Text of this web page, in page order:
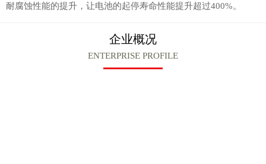
耐腐蚀性能的提升，让电池的起停寿命性能提升超过400%。
企业概况
ENTERPRISE PROFILE